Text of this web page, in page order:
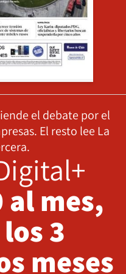
el debate por el
El resto lee La
al mes,
3
meses